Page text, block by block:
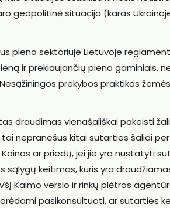
geopolitinė situacija (karas
pieno sektoriuje Lietuvoje
ir prekiaujančių pieno gaminiais,
prekybos praktikos
draudimas vienašališkai pakeisti
nepranešus kitai sutarties šaliai
ar priedų, jei jie yra nustatyti
keitimas, kuris yra
Kaimo verslo ir rinkų plėtros
pasikonsultuoti, ar sutarties